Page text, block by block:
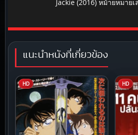
Jackie (2016) หม้ายหมาย
แนะนำหนังที่เกี่ยวข้อง
HD HD